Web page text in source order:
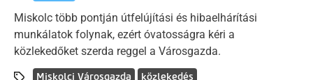
Miskolc több pontján útfelújítási és hibaelhárítási
munkálatok folynak, ezért óvatosságra kéri a
közlekedőket szerda reggel a Városgazda.
Miskolci Városgazda közlekedés